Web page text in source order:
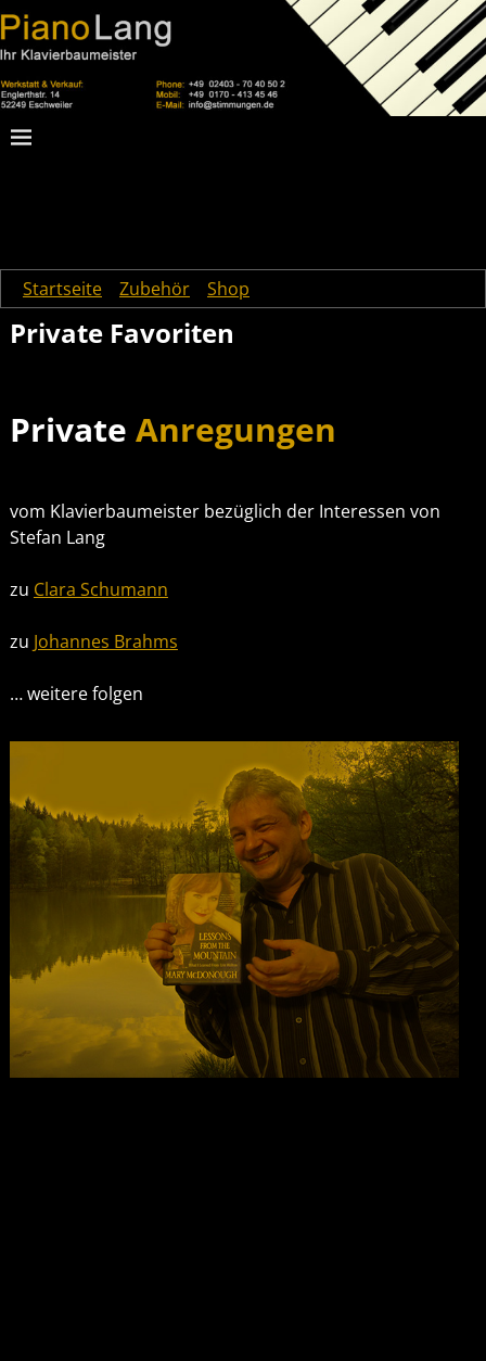
Startseite Zubehör Shop
Private Favoriten
Private Anregungen
vom Klavierbaumeister bezüglich der Interessen von
Stefan Lang
zu Clara Schumann
zu Johannes Brahms
… weitere folgen